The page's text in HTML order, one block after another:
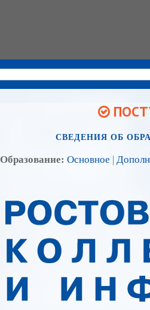
СВЕДЕНИЯ ОБ
Образование: Основное |